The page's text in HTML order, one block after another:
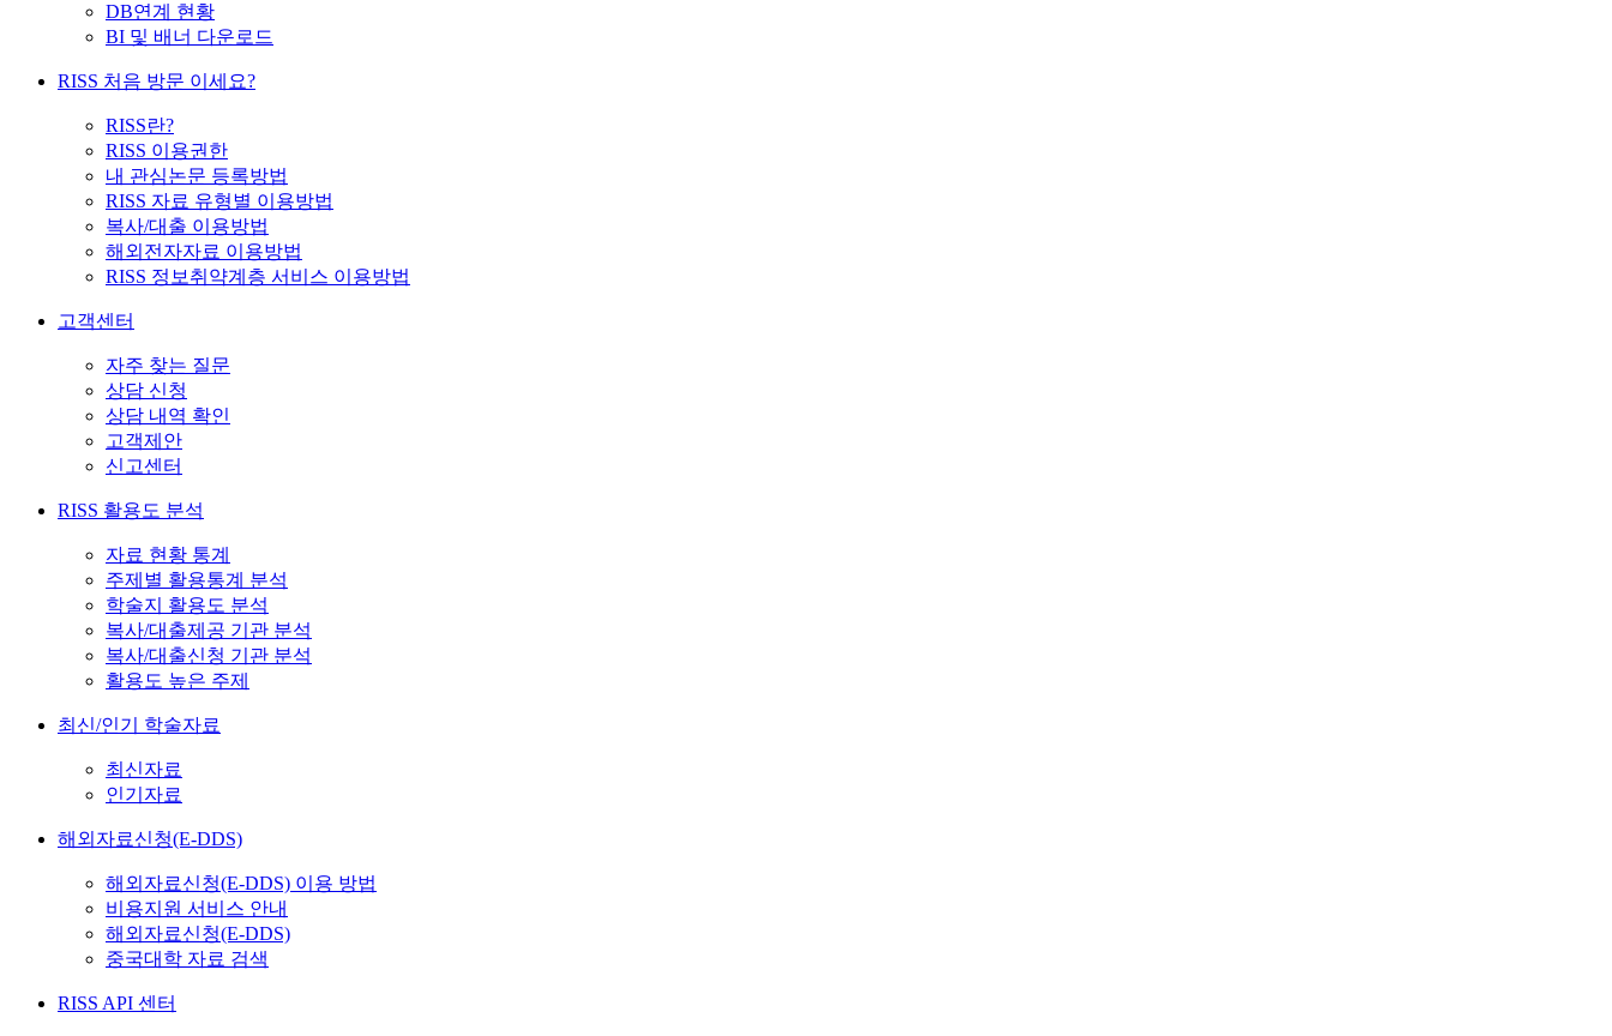
DB연계 현황
BI 및 배너 다운로드
RISS 처음 방문 이세요?
RISS란?
RISS 이용권한
내 관심논문 등록방법
RISS 자료 유형별 이용방법
복사/대출 이용방법
해외전자자료 이용방법
RISS 정보취약계층 서비스 이용방법
고객센터
자주 찾는 질문
상담 신청
상담 내역 확인
고객제안
신고센터
RISS 활용도 분석
자료 현황 통계
주제별 활용통계 분석
학술지 활용도 분석
복사/대출제공 기관 분석
복사/대출신청 기관 분석
활용도 높은 주제
최신/인기 학술자료
최신자료
인기자료
해외자료신청(E-DDS)
해외자료신청(E-DDS) 이용 방법
비용지원 서비스 안내
해외자료신청(E-DDS)
중국대학 자료 검색
RISS API 센터